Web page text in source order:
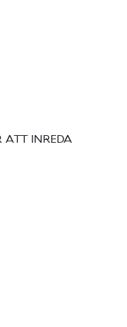
ATT INREDA